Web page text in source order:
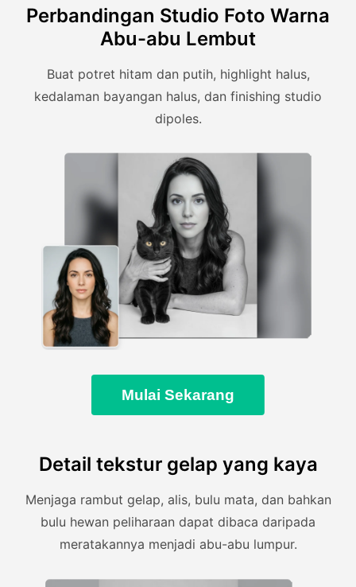
Perbandingan Studio Foto Warna
Abu-abu Lembut
Buat potret hitam dan putih, highlight halus,
kedalaman bayangan halus, dan finishing studio
dipoles.
Mulai Sekarang
Detail tekstur gelap yang kaya
Menjaga rambut gelap, alis, bulu mata, dan bahkan
bulu hewan peliharaan dapat dibaca daripada
meratakannya menjadi abu-abu lumpur.